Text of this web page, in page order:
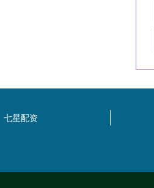
七星配资